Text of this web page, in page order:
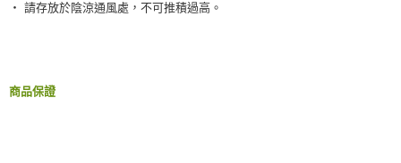
‧ 請存放於陰涼通風處，不可推積過高。
商品保證